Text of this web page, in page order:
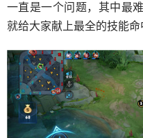
一直是一个问题，其中最
就给大家献上最全的技能命